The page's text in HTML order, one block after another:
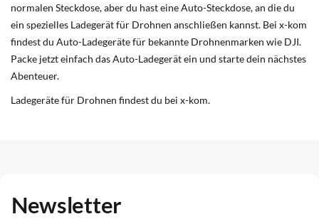
normalen Steckdose, aber du hast eine Auto-Steckdose, an die du
ein spezielles Ladegerät für Drohnen anschließen kannst. Bei x-kom
findest du Auto-Ladegeräte für bekannte Drohnenmarken wie DJI.
Packe jetzt einfach das Auto-Ladegerät ein und starte dein nächstes
Abenteuer.
Ladegeräte für Drohnen findest du bei x-kom.
Newsletter